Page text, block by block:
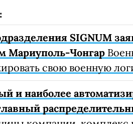
SIGNUM
Мариуполь-Чонгар
свою военную
и наиболее